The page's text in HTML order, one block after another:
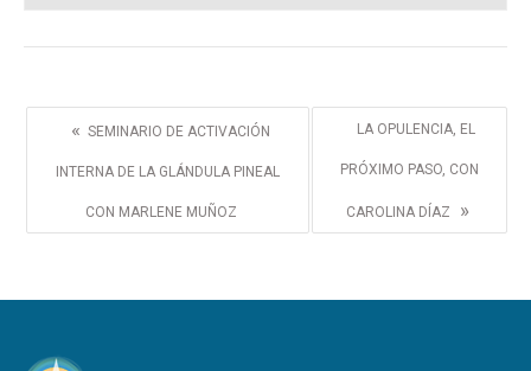
« SEMINARIO DE ACTIVACIÓN
INTERNA DE LA GLÁNDULA PINEAL
CON MARLENE MUÑOZ
LA OPULENCIA, EL
PRÓXIMO PASO, CON
CAROLINA DÍAZ »